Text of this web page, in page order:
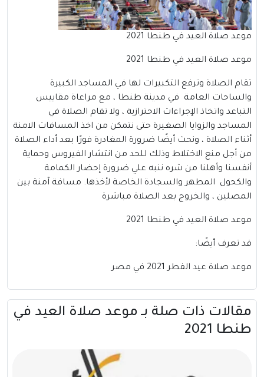
موعد صلاة العيد في طنطا 2021
موعد صلاة العيد في طنطا 2021
تقام الصلاة وترفع التكبيرات لها في المساجد الكبيرة
والساحات العامة في مدينة طنطا ، مع مراعاة مقاييس
التباعد واتخاذ الإجراءات الاحترازية ، ولا تقام الصلاة في
المساجد والزوايا الصغيرة حتى نتمكن من اخذ المسافات الامنة
أثناء الصلاة ، ونحث أيضًا ضرورة المغادرة فورًا بعد أداء الصلاة
من أجل منع الاختلاط وذلك للحد من انتشار الفيروس وحماية
أنفسنا وأهلنا من شره ننبه علي ضرورة إحضار الكمامة
والكحول المطهر والسجادة الخاصة لأخذها. مسافة آمنة بين
المصلين ، والخروج بعد الصلاة مباشرة
موعد صلاة العيد في طنطا 2021
قد تعرف أيضًا:
موعد صلاة عيد الفطر 2021 في مصر
مقالات ذات صلة بــ موعد صلاة العيد في
طنطا 2021